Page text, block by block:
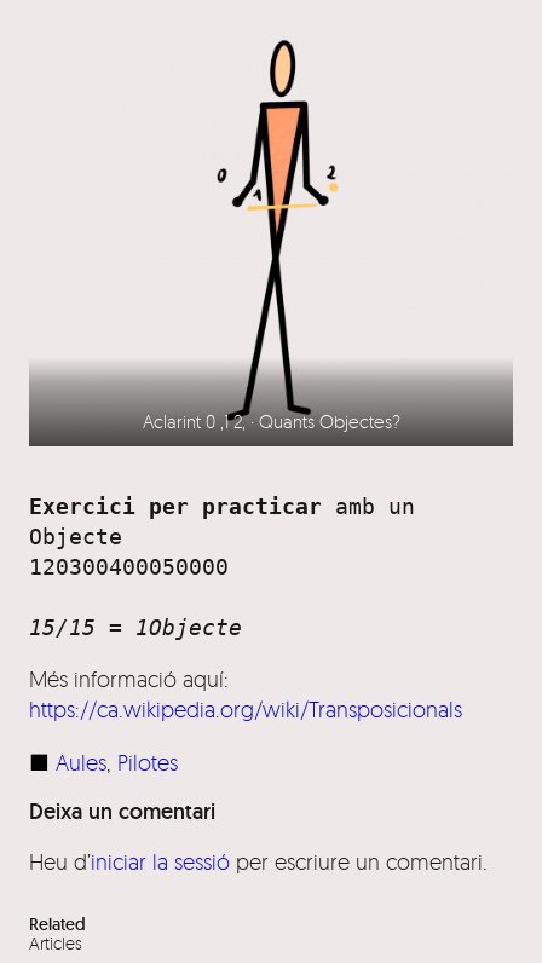
Aclarint 0 ,1 2, · Quants Objectes?
Exercici per practicar amb un
Objecte
120300400050000
15/15 = 1Objecte
Més informació aquí:
https://ca.wikipedia.org/wiki/Transposicionals
■ Aules Pilotes
Deixa un comentari
Heu d’iniciar la sessió per escriure un comentari.
Related
Articles